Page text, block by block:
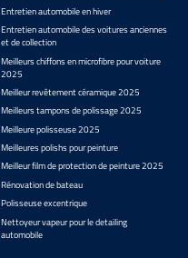
Entretien automobile en hiver
Entretien automobile des voitures anciennes
et de collection
Meilleurs chiffons en microfibre pour voiture
2025
Meilleur revêtement céramique 2025
Meilleurs tampons de polissage 2025
Meilleure polisseuse 2025
Meilleures polishs pour peinture
Meilleur film de protection de peinture 2025
Rénovation de bateau
Polisseuse excentrique
Nettoyeur vapeur pour le detailing
automobile